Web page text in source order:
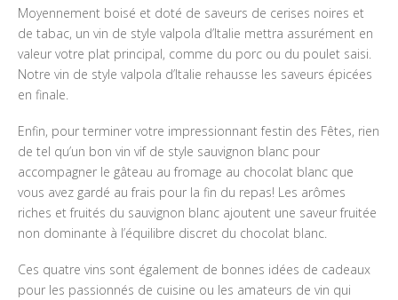
Moyennement boisé et doté de saveurs de cerises noires et
de tabac, un vin de style valpola d’Italie mettra assurément en
valeur votre plat principal, comme du porc ou du poulet saisi.
Notre vin de style valpola d’Italie rehausse les saveurs épicées
en finale.
Enfin, pour terminer votre impressionnant festin des Fêtes, rien
de tel qu’un bon vin vif de style sauvignon blanc pour
accompagner le gâteau au fromage au chocolat blanc que
vous avez gardé au frais pour la fin du repas! Les arômes
riches et fruités du sauvignon blanc ajoutent une saveur fruitée
non dominante à l’équilibre discret du chocolat blanc.
Ces quatre vins sont également de bonnes idées de cadeaux
pour les passionnés de cuisine ou les amateurs de vin qui